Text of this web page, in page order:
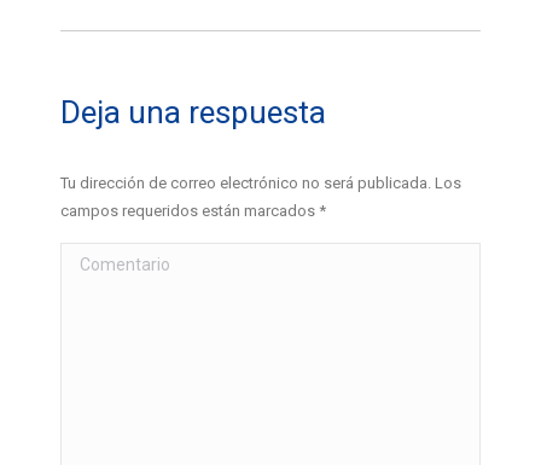
Deja una respuesta
Tu dirección de correo electrónico no será publicada. Los
campos requeridos están marcados *
Comentario